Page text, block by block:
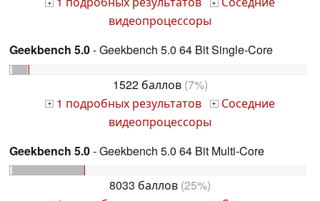
+ +
видеопроцессоры
Geekbench 5.0- Geekbench 5.0 64 Bit Single-Core
1522 баллов(7%)
+ 1 подробных результатов + Соседние
видеопроцессоры
Geekbench 5.0- Geekbench 5.0 64 Bit Multi-Core
8033 баллов (25%)